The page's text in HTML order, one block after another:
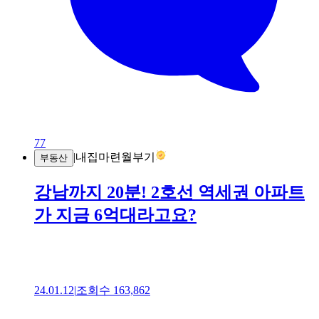
77
부동산 |내집마련월부기
강남까지 20분! 2호선 역세권 아파트
가 지금 6억대라고요?
24.01.12|조회수 163,862